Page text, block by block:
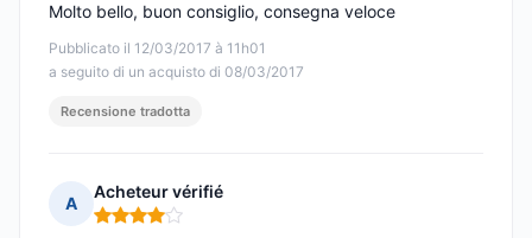
Pubblicato il 12/03/2017 à 11h01
a seguito di un acquisto di 08/03/2017
Molto bello, buon consiglio, consegna veloce
Recensione tradotta
A
Acheteur vérifié
Nota: 4 su 5